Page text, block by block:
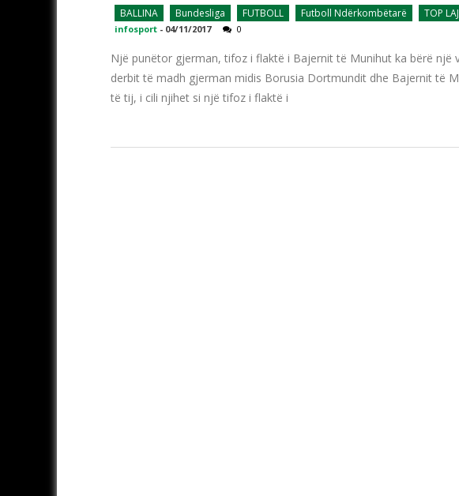
BALLINA Bundesliga FUTBOLL Futboll Ndërkombëtarë TOP
infosport - 04/11/2017 0
Një punëtor gjerman, tifoz i flaktë i Bajernit të Munihut ka bërë një
derbit të madh gjerman midis Borusia Dortmundit dhe Bajernit të
të tij, i cili njihet si një tifoz i flaktë i